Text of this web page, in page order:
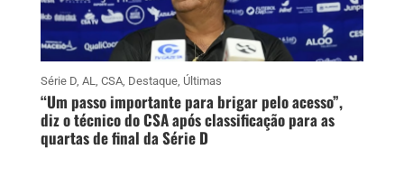
Série D, AL CSA, Destaque, Últimas
“Um passo importante para brigar pelo acesso”,
diz o técnico do CSA após classificação para as
quartas de final da Série D